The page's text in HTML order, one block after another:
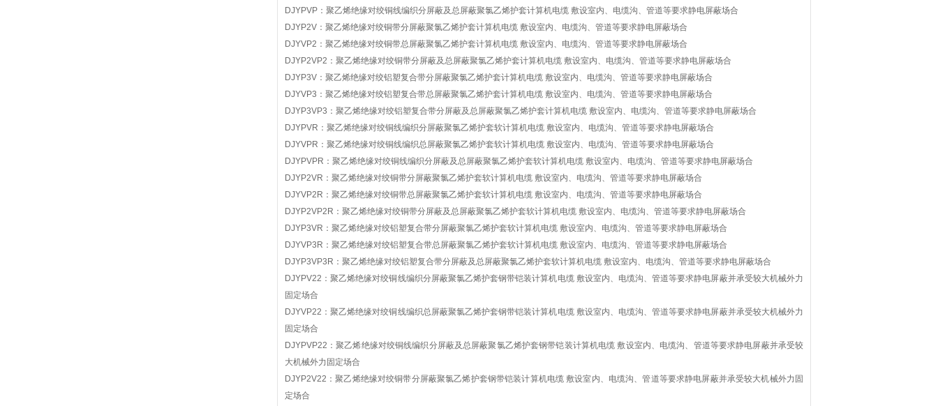
DJYPVP：聚乙烯绝缘对绞铜线编织分屏蔽及总屏蔽聚氯乙烯护套计算机电缆 敷设室内、电缆沟、管道等要求静电屏蔽场合
DJYP2V：聚乙烯绝缘对绞铜带分屏蔽聚氯乙烯护套计算机电缆 敷设室内、电缆沟、管道等要求静电屏蔽场合
DJYVP2：聚乙烯绝缘对绞铜带总屏蔽聚氯乙烯护套计算机电缆 敷设室内、电缆沟、管道等要求静电屏蔽场合
DJYP2VP2：聚乙烯绝缘对绞铜带分屏蔽及总屏蔽聚氯乙烯护套计算机电缆 敷设室内、电缆沟、管道等要求静电屏蔽场合
DJYP3V：聚乙烯绝缘对绞铝塑复合带分屏蔽聚氯乙烯护套计算机电缆 敷设室内、电缆沟、管道等要求静电屏蔽场合
DJYVP3：聚乙烯绝缘对绞铝塑复合带总屏蔽聚氯乙烯护套计算机电缆 敷设室内、电缆沟、管道等要求静电屏蔽场合
DJYP3VP3：聚乙烯绝缘对绞铝塑复合带分屏蔽及总屏蔽聚氯乙烯护套计算机电缆 敷设室内、电缆沟、管道等要求静电屏蔽场合
DJYPVR：聚乙烯绝缘对绞铜线编织分屏蔽聚氯乙烯护套软计算机电缆 敷设室内、电缆沟、管道等要求静电屏蔽场合
DJYVPR：聚乙烯绝缘对绞铜线编织总屏蔽聚氯乙烯护套软计算机电缆 敷设室内、电缆沟、管道等要求静电屏蔽场合
DJYPVPR：聚乙烯绝缘对绞铜线编织分屏蔽及总屏蔽聚氯乙烯护套软计算机电缆 敷设室内、电缆沟、管道等要求静电屏蔽场合
DJYP2VR：聚乙烯绝缘对绞铜带分屏蔽聚氯乙烯护套软计算机电缆 敷设室内、电缆沟、管道等要求静电屏蔽场合
DJYVP2R：聚乙烯绝缘对绞铜带总屏蔽聚氯乙烯护套软计算机电缆 敷设室内、电缆沟、管道等要求静电屏蔽场合
DJYP2VP2R：聚乙烯绝缘对绞铜带分屏蔽及总屏蔽聚氯乙烯护套软计算机电缆 敷设室内、电缆沟、管道等要求静电屏蔽场合
DJYP3VR：聚乙烯绝缘对绞铝塑复合带分屏蔽聚氯乙烯护套软计算机电缆 敷设室内、电缆沟、管道等要求静电屏蔽场合
DJYVP3R：聚乙烯绝缘对绞铝塑复合带总屏蔽聚氯乙烯护套软计算机电缆 敷设室内、电缆沟、管道等要求静电屏蔽场合
DJYP3VP3R：聚乙烯绝缘对绞铝塑复合带分屏蔽及总屏蔽聚氯乙烯护套软计算机电缆 敷设室内、电缆沟、管道等要求静电屏蔽场合
DJYPV22：聚乙烯绝缘对绞铜线编织分屏蔽聚氯乙烯护套钢带铠装计算机电缆 敷设室内、电缆沟、管道等要求静电屏蔽并承受较大机械外力
固定场合
DJYVP22：聚乙烯绝缘对绞铜线编织总屏蔽聚氯乙烯护套钢带铠装计算机电缆 敷设室内、电缆沟、管道等要求静电屏蔽并承受较大机械外力
固定场合
DJYPVP22：聚乙烯绝缘对绞铜线编织分屏蔽及总屏蔽聚氯乙烯护套钢带铠装计算机电缆 敷设室内、电缆沟、管道等要求静电屏蔽并承受较
大机械外力固定场合
DJYP2V22：聚乙烯绝缘对绞铜带分屏蔽聚氯乙烯护套钢带铠装计算机电缆 敷设室内、电缆沟、管道等要求静电屏蔽并承受较大机械外力固
定场合